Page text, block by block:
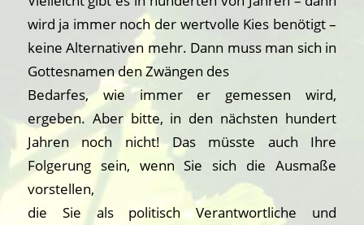
wird ja immer noch der wertvolle Kies benötigt –
keine Alternativen mehr. Dann muss man sich in
Gottesnamen den Zwängen des
Bedarfes, wie immer er gemessen wird,
ergeben. Aber bitte, in den nächsten hundert
Jahren noch nicht! Das müsste auch Ihre
Folgerung sein, wenn Sie sich die Ausmaße
vorstellen,
die Sie als politisch Verantwortliche und